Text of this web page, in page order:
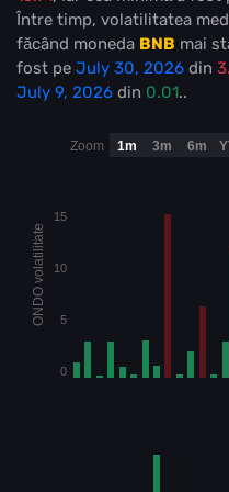
Între timp, volatilitatea
făcând moneda BNB mai
fost pe July 30, 2026 din
July 9, 2026 din 0.01..
ONDO volatilitate
0
5
10
15
Zoom 1m 3m 6m